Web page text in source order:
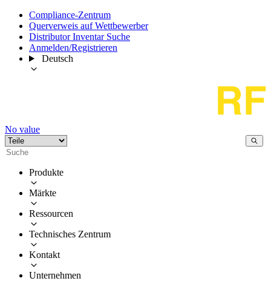
Compliance-Zentrum
Querverweis auf Wettbewerber
Distributor Inventar Suche
Anmelden/Registrieren
Deutsch
No value
Produkte
Märkte
Ressourcen
Technisches Zentrum
Kontakt
Unternehmen